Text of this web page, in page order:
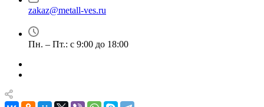
zakaz@metall-ves.ru
Пн. – Пт.: с 9:00 до 18:00